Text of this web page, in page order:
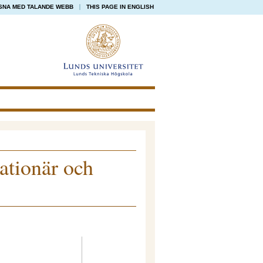
MED TALANDE WEBB THIS PAGE IN ENGLISH
och